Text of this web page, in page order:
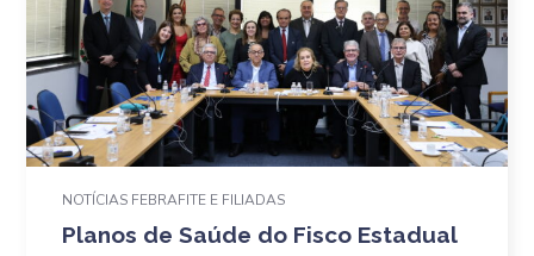
NOTÍCIAS FEBRAFITE E FILIADAS
Planos de Saúde do Fisco Estadual